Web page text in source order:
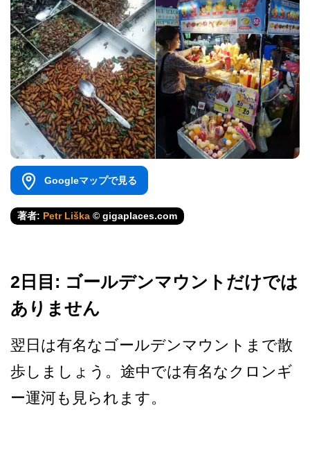
Googleマップで見る
著者: Petr Liška © gigaplaces.com
2日目: ゴールデンマウントだけでは
ありません
翌日は有名なゴールデンマウ­ントまで散
歩しましょう。途中では有名なクロンギ
ー­運河も見られます。